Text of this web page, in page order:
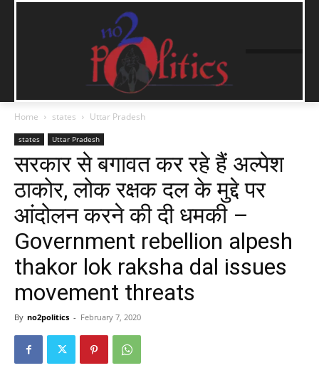
Home states Uttar Pradesh
states Uttar Pradesh
सरकार से बगावत कर रहे हैं अल्पेश
ठाकोर, लोक रक्षक दल के मुद्दे पर
आंदोलन करने की दी धमकी –
Government rebellion alpesh
thakor lok raksha dal issues
movement threats
By no2politics - February 7, 2020